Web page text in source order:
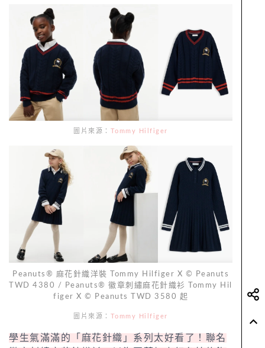
圖片來源： Tommy Hilfiger
Peanuts® 麻花針織洋裝 Tommy Hilfiger X © Peanuts
TWD 4380 / Peanuts® 徽章刺繡麻花針織衫 Tommy Hil
figer X © Peanuts TWD 3580 起
圖片來源： Tommy Hilfiger
學生氣滿滿的「麻花針織」系列太好看了！聯名